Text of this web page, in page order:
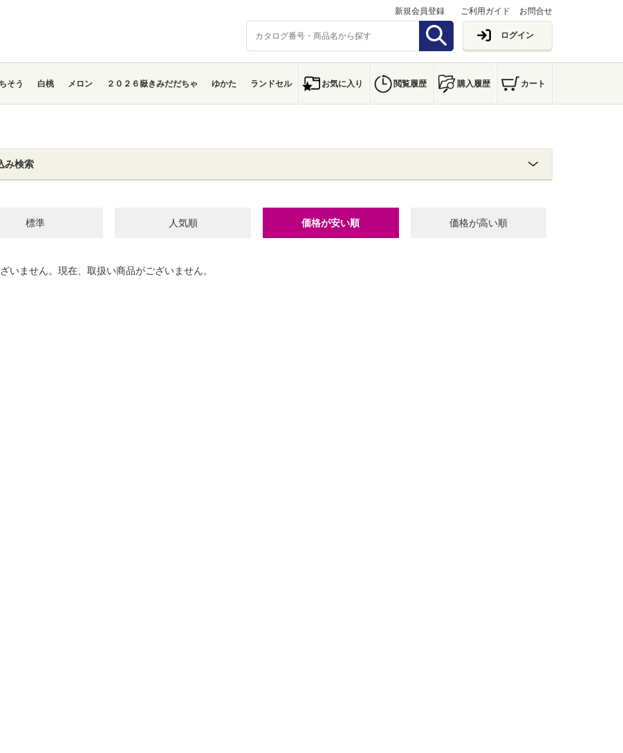
新規会員登録 ご利用ガイド お問合せ
ログイン
そう 白桃 メロン ２０２６嶽きみだだちゃ ゆかた ランドセル お気に入り 閲覧履歴 購入履歴 カート
み検索
標準 人気順 価格が安い順 価格が高い順
いません。現在、取扱い商品がございません。